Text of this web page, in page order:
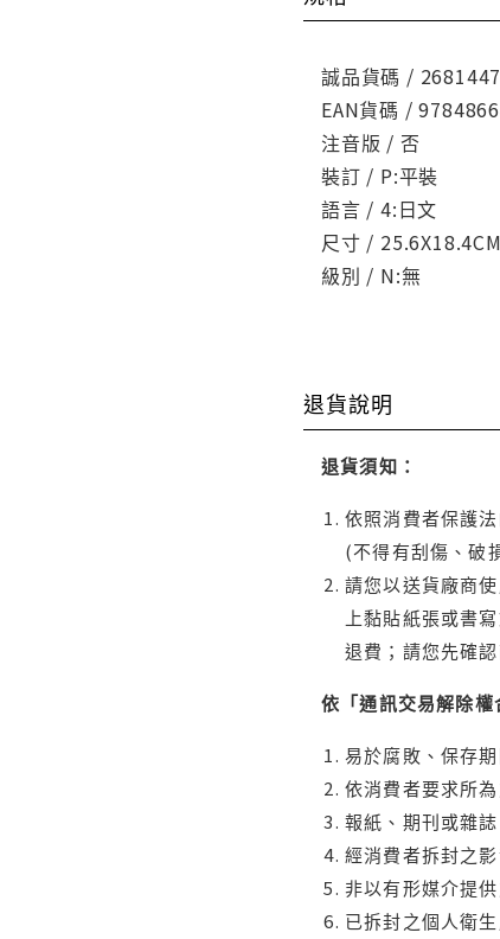
誠品貨碼 /
EAN貨碼 /
注音版 / 否
裝訂 / P:平裝
語言 / 4:日文
尺寸 / 25.6X18.4CM
級別 / N:無
退貨說明
退貨須知：
依照消費者保護
(不得有刮傷、破
請您以送貨廠商
上黏貼紙張或書
退費；請您先確
依「通訊交易解除
易於腐敗、保存
依消費者要求所
報紙、期刊或雜誌
經消費者拆封之
非以有形媒介提
已拆封之個人衛